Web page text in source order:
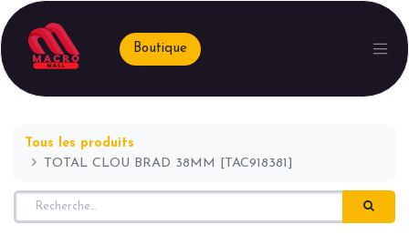
Boutique
Tous les produits
TOTAL CLOU BRAD 38MM [TAC918381]